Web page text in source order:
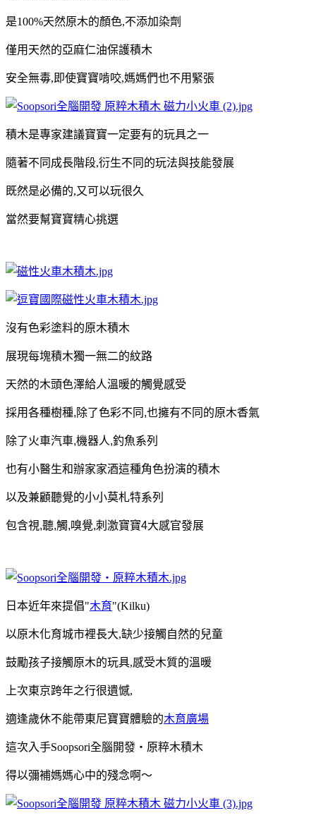
是100%天然原木的顏色,不添加染劑
僅用天然的亞麻仁油保護積木
安全無毒, 即使寶寶啃咬,媽媽們也不用緊張
積木是專家建議寶寶一定要有的玩具之一
隨著不同成長階段,衍生不同的玩法與技能發展
既然是必備的,又可以玩很久
當然要幫寶寶精心挑選
沒有色彩塗料的原木積木
展現每塊積木獨一無二的紋路
天然的木頭色澤給人溫暖的觸覺感受
採用各種樹種,除了色彩不同 ,也擁有不同的原木香氣
除了火車汽車,機器人,釣魚系列
也有小醫生和辦家家酒這種角色扮演的積木
以及兼顧聽覺的小小莫札特系列
包含視,聽,觸,嗅覺,刺激寶寶4大感官發展
日本近年來提倡"木育"(Kilku)
以原木化育城市裡長大,缺少接觸自然的兒童
鼓勵孩子接觸原木的玩具,感受木質的溫暖
上次東京跨年之行很遺憾,
適逢歲休不能帶東尼寶寶體驗的木育廣場
這次入手Soopsori全腦開發‧原粹木積木
得以彌補媽媽心中的殘念啊～